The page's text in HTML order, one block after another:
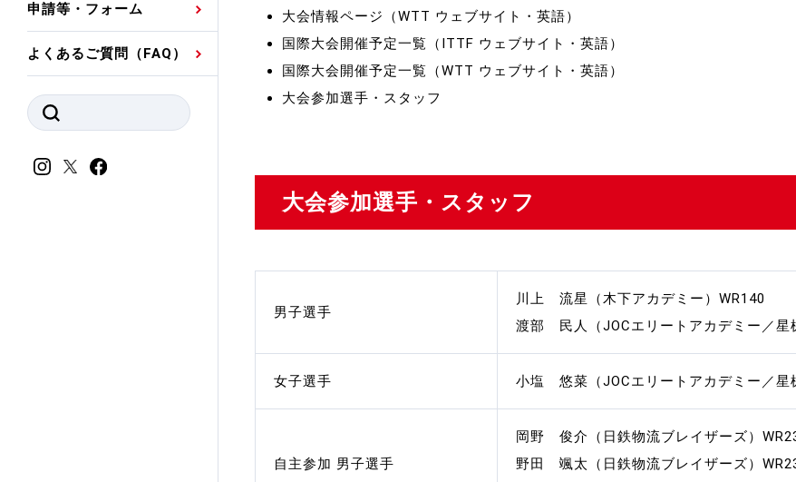
委員会
指導者養成委員会
アンチ・ドーピング委員
会
事業計画・事業報告
財務諸表等
理事会報告
関連組織一覧
申請等・フォーム
よくあるご質問（FAQ）
大会情報ページ（WTT ウェブサイト・英語）
国際大会開催予定一覧（ITTF ウェブサイト・英語）
国際大会開催予定一覧（WTT ウェブサイト・英語）
大会参加選手・スタッフ
大会参加選手・スタッフ
男子選手
川上 流星（木下アカデミー）WR140
渡部 民人（JOCエリートアカデミー／星
女子選手 小塩 悠菜（JOCエリートアカデミー／星
自主参加 男子選手
岡野 俊介（日鉄物流ブレイザーズ）
野田 颯太（日鉄物流ブレイザーズ）